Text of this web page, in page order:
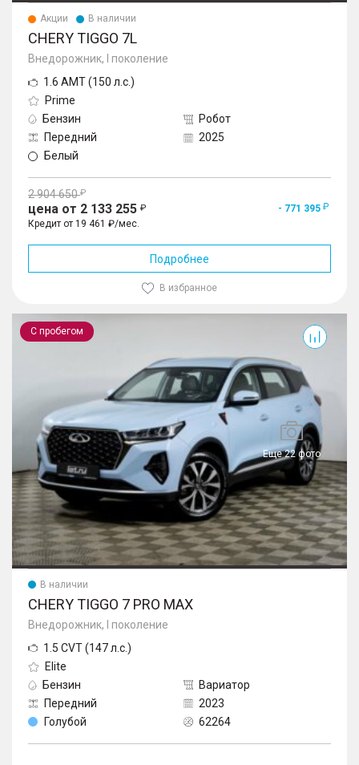
Акции В наличии
CHERY TIGGO 7L
Внедорожник, I поколение
1.6 AMT (150 л.с.)
Prime
Бензин
Робот
Передний
2025
Белый
2 904 650
цена от 2 133 255
- 771 395
Кредит от 19 461 ₽/мес.
Подробнее
В избранное
С пробегом
Еще 22 фото
Tiggo 7 Pro Max
В наличии
CHERY TIGGO 7 PRO MAX
Внедорожник, I поколение
1.5 CVT (147 л.с.)
Elite
Бензин
Вариатор
Передний
2023
Голубой
62264